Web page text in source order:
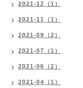
2021-12（1）
2021-11（1）
2021-09（2）
2021-07（1）
2021-06（2）
2021-04（1）